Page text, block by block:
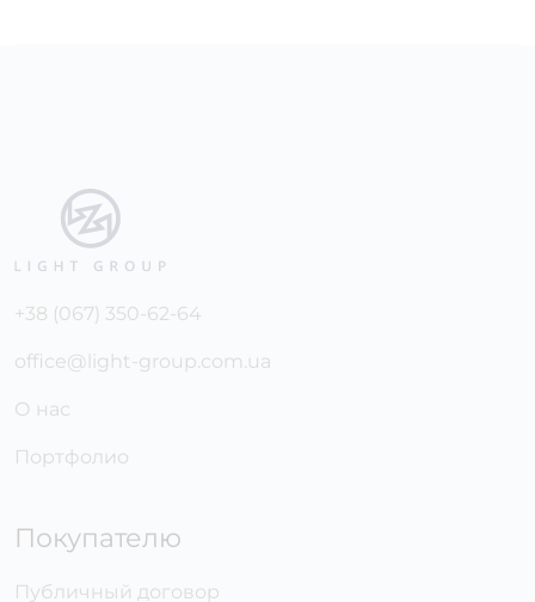
+38 (067) 350-62-64
office@light-group.com.ua
О нас
Портфолио
Покупателю
Публичный договор